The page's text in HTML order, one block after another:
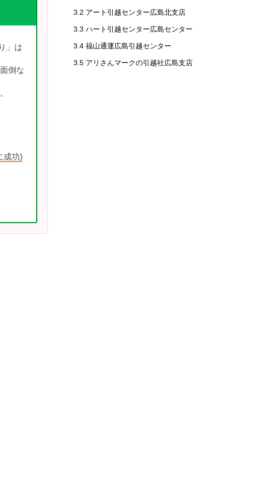
」は
倒な
成功)
3.2 アート引越センター広島北支店
3.3 ハート引越センター広島センター
3.4 福山通運広島引越センター
3.5 アリさんマークの引越社広島支店